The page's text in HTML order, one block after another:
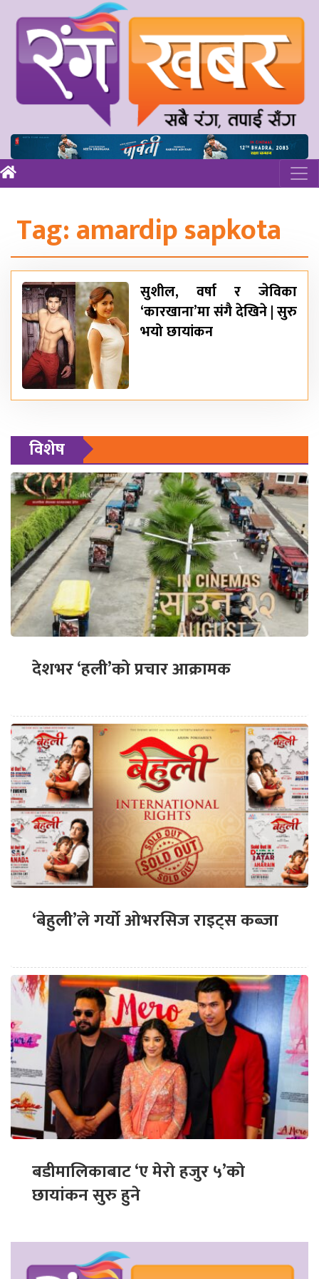
Tag:amardip sapkota
सुशील, वर्षा र जेविका
‘कारखाना’मा संगै देखिने | सुरु
भयो छायांकन
विशेष
देशभर ‘हली’को प्रचार आक्रामक
‘बेहुली’ले गर्यो ओभरसिज राइट्स कब्जा
बडीमालिकाबाट ‘ए मेरो हजुर ५’को
छायांकन सुरु हुने